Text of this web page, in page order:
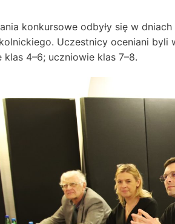
konkursowe odbyły się w
Uczestnicy oceniani
klas 4–6; uczniowie klas 7–8.